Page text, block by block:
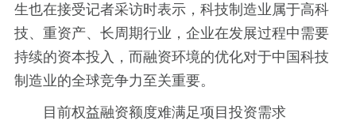
生也在接受记者采访时表示，科技制造业属于高科
技、重资产、长周期行业，企业在发展过程中需要
持续的资本投入，而融资环境的优化对于中国科技
制造业的全球竞争力至关重要。
目前权益融资额度难满足项目投资需求